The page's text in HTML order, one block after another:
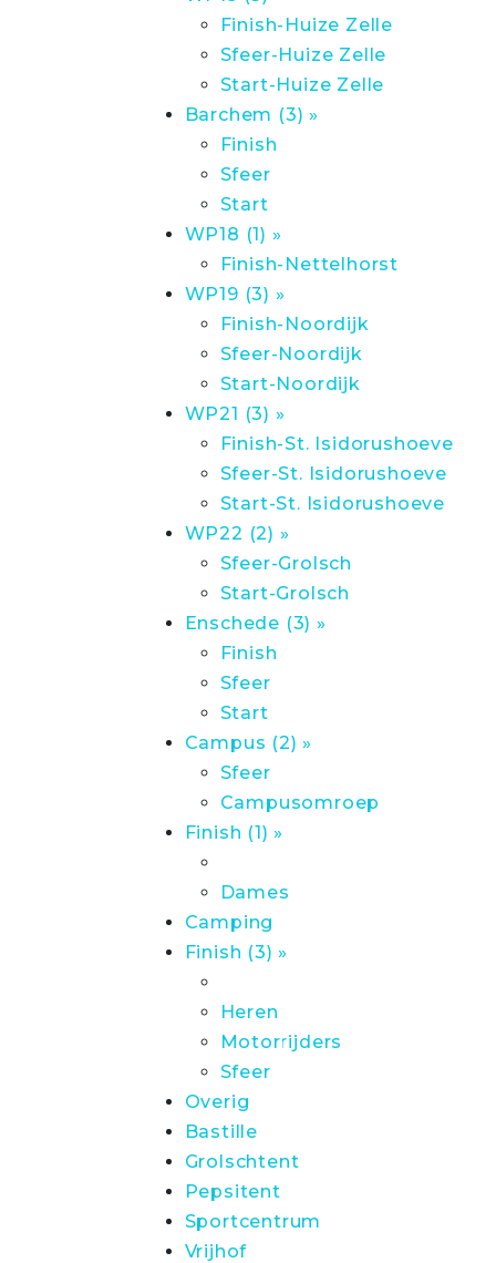
Finish-Huize Zelle
Sfeer-Huize Zelle
Start-Huize Zelle
Barchem (3) »
Finish
Sfeer
Start
WP18 (1) »
Finish-Nettelhorst
WP19 (3) »
Finish-Noordijk
Sfeer-Noordijk
Start-Noordijk
WP21 (3) »
Finish-St. Isidorushoeve
Sfeer-St. Isidorushoeve
Start-St. Isidorushoeve
WP22 (2) »
Sfeer-Grolsch
Start-Grolsch
Enschede (3) »
Finish
Sfeer
Start
Campus (2) »
Sfeer
Campusomroep
Finish (1) »
Dames
Camping
Finish (3) »
Heren
Motorrijders
Sfeer
Overig
Bastille
Grolschtent
Pepsitent
Sportcentrum
Vrijhof